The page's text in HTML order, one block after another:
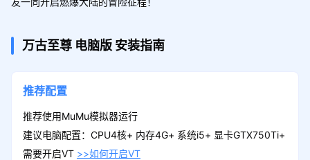
万古至尊 电脑版 安装指南
推荐配置
推荐使用MuMu模拟器运行
建议电脑配置：CPU4核+ 内存4G+ 系统i5+ 显卡GTX750Ti+
需要开启VT >>如何开启VT